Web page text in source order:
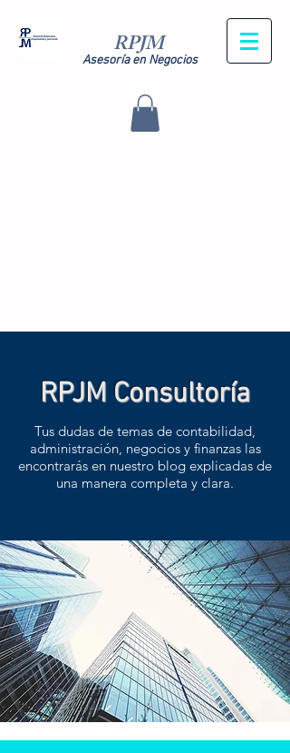
RPJM
Asesoría en Negocios
RPJM Consultoría
Tus dudas de temas de contabilidad,
administración, negocios y finanzas las
encontrarás en nuestro blog explicadas de
una manera completa y clara.